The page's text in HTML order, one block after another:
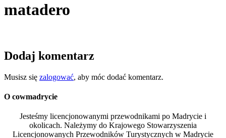
matadero
Dodaj komentarz
Musisz się zalogować, aby móc dodać komentarz.
O cowmadrycie
Jesteśmy licencjonowanymi przewodnikami po Madrycie i
okolicach. Należymy do Krajowego Stowarzyszenia
Licencjonowanych Przewodników Turystycznych w Madrycie